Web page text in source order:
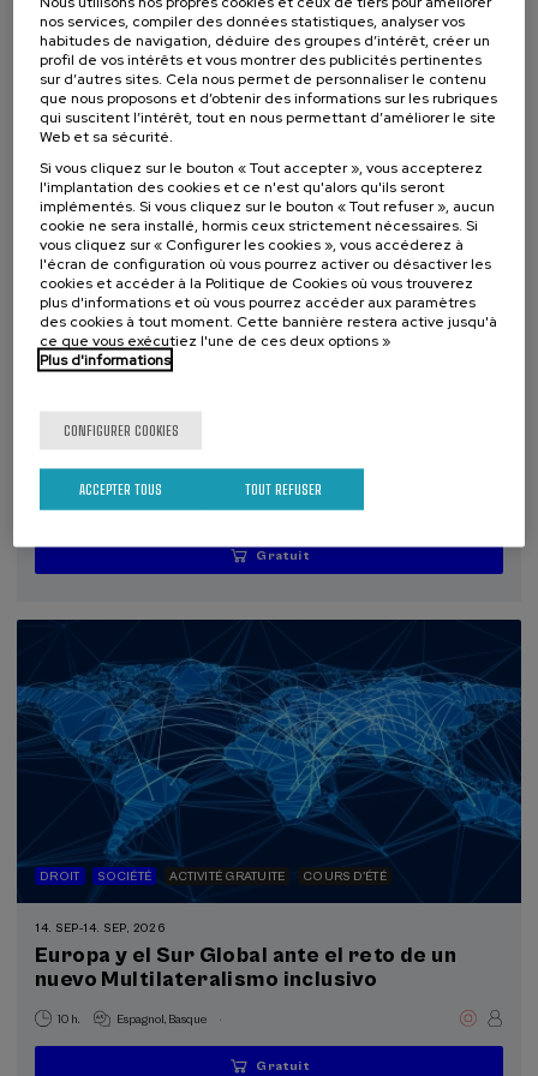
...
Gratuit
Dernières
places
Gratuit
Date
passée
Liste
d'attente
Période
d'inscription
terminée
SOCIÉTÉ VIEILLISSEMENT ACTIVITÉ GRATUITE COURS D'ÉTÉ
Estudios longitudinales: contribuciones
para el abordaje de los retos del
envejecimiento
10 h. Espagnol .
...
Gratuit
Dernières
places
Gratuit
Date
passée
Liste
d'attente
Période
d'inscription
DROIT SOCIÉTÉ ACTIVITÉ GRATUITE COURS D'ÉTÉ
14. SEP-14. SEP, 2026
Europa y el Sur Global ante el reto de un
nuevo Multilateralismo inclusivo
10 h. Espagnol Basque .
Gratuit
nos services, compiler des données statistiques, analyser vos
habitudes de navigation, déduire des groupes d’intérêt, créer un
profil de vos intérêts et vous montrer des publicités pertinentes
sur d’autres sites. Cela nous permet de personnaliser le contenu
que nous proposons et d’obtenir des informations sur les rubriques
qui suscitent l’intérêt, tout en nous permettant d’améliorer le site
Web et sa sécurité.
Si vous cliquez sur le bouton « Tout accepter », vous accepterez
l'implantation des cookies et ce n'est qu'alors qu'ils seront
implémentés. Si vous cliquez sur le bouton « Tout refuser », aucun
cookie ne sera installé, hormis ceux strictement nécessaires. Si
vous cliquez sur « Configurer les cookies », vous accéderez à
l'écran de configuration où vous pourrez activer ou désactiver les
cookies et accéder à la Politique de Cookies où vous trouverez
plus d'informations et où vous pourrez accéder aux paramètres
des cookies à tout moment. Cette bannière restera active jusqu'à
ce que vous exécutiez l'une de ces deux options »
Plus d'informations
CONFIGURER COOKIES
TOUT REFUSER
ACCEPTER TOUS